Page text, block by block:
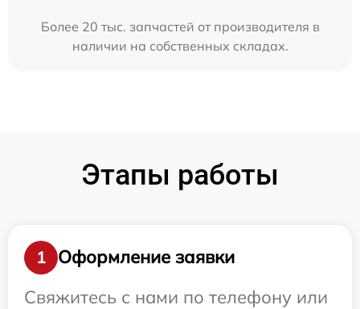
Более 20 тыс. запчастей от производителя в
наличии на собственных складах.
Этапы работы
1
Оформление заявки
Свяжитесь с нами по телефону или